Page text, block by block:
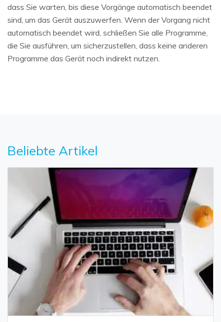
dass Sie warten, bis diese Vorgänge automatisch beendet
sind, um das Gerät auszuwerfen. Wenn der Vorgang nicht
automatisch beendet wird, schließen Sie alle Programme,
die Sie ausführen, um sicherzustellen, dass keine anderen
Programme das Gerät noch indirekt nutzen.
Beliebte Artikel